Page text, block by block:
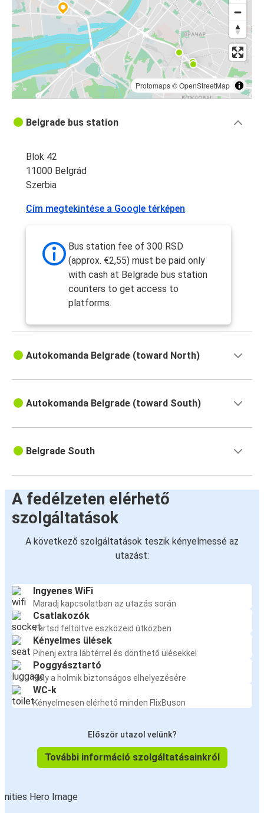
Protomaps©OpenStreetMap
Belgrade bus station
Blok 42
11000 Belgrád
Szerbia
Cím megtekintése a Google térképen
Bus station fee of 300 RSD
(approx. €2,55) must be paid only
with cash at Belgrade bus station
counters to get access to
platforms.
Autokomanda Belgrade (toward North)
Autokomanda Belgrade (toward South)
Belgrade South
A fedélzeten elérhető
szolgáltatások
A következő szolgáltatások teszik kényelmessé az
utazást:
Ingyenes WiFi
Maradj kapcsolatban az utazás során
Csatlakozók
Tartsd feltöltve eszközeid útközben
Kényelmes ülések
Pihenj extra lábtérrel és dönthető ülésekkel
Poggyásztartó
Hely a holmik biztonságos elhelyezésére
WC-k
Kényelmesen elérhető minden FlixBuson
Először utazol velünk?
További információ szolgáltatásainkról